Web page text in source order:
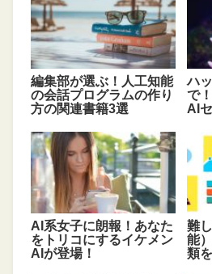
編集部が選ぶ！人工知能
の会話プログラムの作り
方の関連書籍3選
ハ
で
AI
AI系女子に朗報！あなた
をトリコにするイケメン
AIが登場！
難
能
類